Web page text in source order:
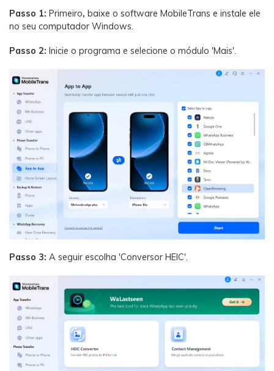
Passo 1: Primeiro, baixe o software MobileTrans e instale ele
no seu computador Windows.
Passo 2: Inicie o programa e selecione o módulo 'Mais'.
Passo 3: A seguir escolha 'Conversor HEIC'.